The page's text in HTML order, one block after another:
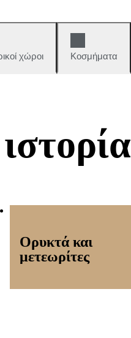
χώροι Κοσμήματα
Ορυκτά και
μετεωρίτες